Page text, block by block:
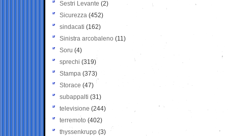
Sestri Levante (2)
Sicurezza (452)
sindacati (162)
Sinistra arcobaleno (11)
Soru (4)
sprechi (319)
Stampa (373)
Storace (47)
subappalti (31)
televisione(244)
terremoto (402)
thyssenkrupp (3)